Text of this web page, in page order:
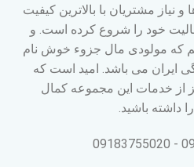
و نیاز مشتریان با بالاترین کیفیت
خود را شروع کرده است. و
که مولودی مال جزوء خوش نام
ایران می باشد. امید است که
از خدمات این مجموعه کمال
داشته باشید.